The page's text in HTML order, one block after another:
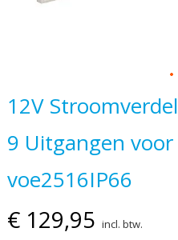
Ga
naar
het
van
afbeeldingen-
12V
9 Uitgangen voor
voe2516IP66
€ 129,95 incl. btw.